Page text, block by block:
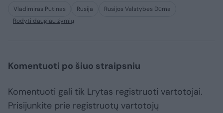
Vladimiras Putinas Rusija
Rusijos Valstybės Dūma
Rodyti daugiau žymių
Komentuoti po šiuo straipsniu
Komentuoti gali tik Lrytas registruoti vartotojai.
Prisijunkite prie registruotų vartotojų